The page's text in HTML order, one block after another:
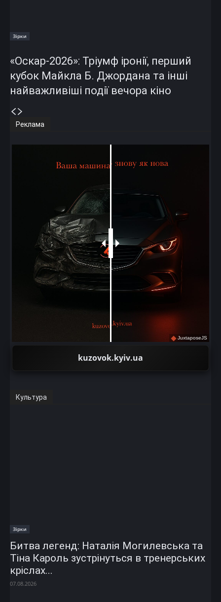
Зірки
«Оскар-2026»: Тріумф іронії, перший
кубок Майкла Б. Джордана та інші
найважливіші події вечора кіно
Реклама
JuxtaposeJS
kuzovok.kyiv.ua
Культура
Зірки
Битва легенд: Наталія Могилевська та
Тіна Кароль зустрінуться в тренерських
кріслах...
07.08.2026